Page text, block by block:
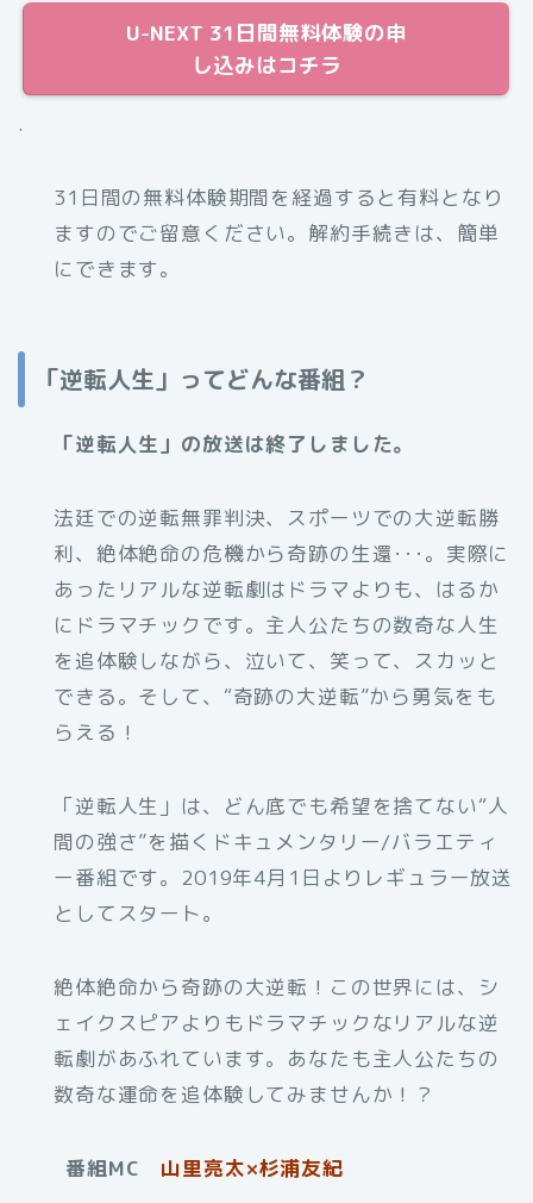
U-NEXT 31日間無料体験の申
し込みはコチラ
.
31日間の無料体験期間を経過すると有料となり
ますのでご留意ください。解約手続きは、簡単
にできます。
「逆転人生」ってどんな番組？
「逆転人生」の放送は終了しました。
法廷での逆転無罪判決、スポーツでの大逆転勝
利、絶体絶命の危機から奇跡の生還･･･。実際に
あったリアルな逆転劇はドラマよりも、はるか
にドラマチックです。主人公たちの数奇な人生
を追体験しながら、泣いて、笑って、スカッと
できる。そして、“奇跡の大逆転”から勇気をも
らえる！
「逆転人生」は、どん底でも希望を捨てない“人
間の強さ”を描くドキュメンタリー/バラエティ
ー番組です。2019年4月1日よりレギュラー放送
としてスタート。
絶体絶命から奇跡の大逆転！この世界には、シ
ェイクスピアよりもドラマチックなリアルな逆
転劇があふれています。あなたも主人公たちの
数奇な運命を追体験してみませんか！？
番組MC 山里亮太×杉浦友紀